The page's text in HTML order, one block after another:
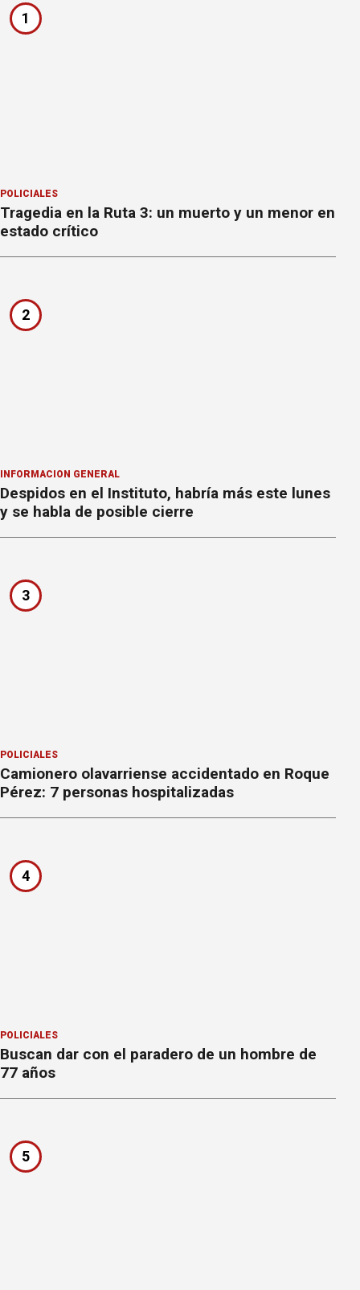
1
POLICIALES
Tragedia en la Ruta 3: un muerto y un menor en
estado crítico
2
INFORMACION GENERAL
Despidos en el Instituto, habría más este lunes
y se habla de posible cierre
3
POLICIALES
Camionero olavarriense accidentado en Roque
Pérez: 7 personas hospitalizadas
4
POLICIALES
Buscan dar con el paradero de un hombre de
77 años
5